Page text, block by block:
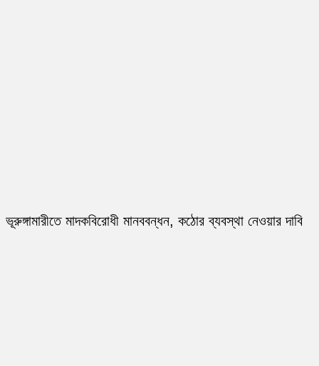
ভূরুঙ্গামারীতে মাদকবিরোধী মানববন্ধন, কঠোর ব্যবস্থা নেওয়ার দাবি